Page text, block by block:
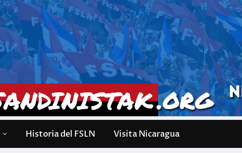
Historia del FSLN Visita Nicaragua